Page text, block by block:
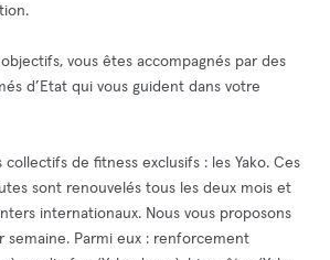
vous êtes accompagnés par des
d’Etat qui vous guident dans votre
de fitness exclusifs : les Yako. Ces
sont renouvelés tous les deux mois et
internationaux. Nous vous proposons
semaine. Parmi eux : renforcement